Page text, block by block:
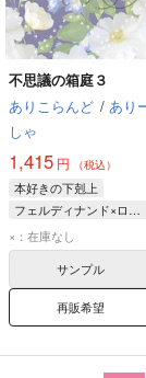
不思議の箱庭３
ありこらんど / あり
しゃ
1,415 円 （税込）
本好きの下剋上
フェルディナンド×ローゼマイン
フェルディナンド
ローゼマイン
×：在庫なし
サンプル
再販希望